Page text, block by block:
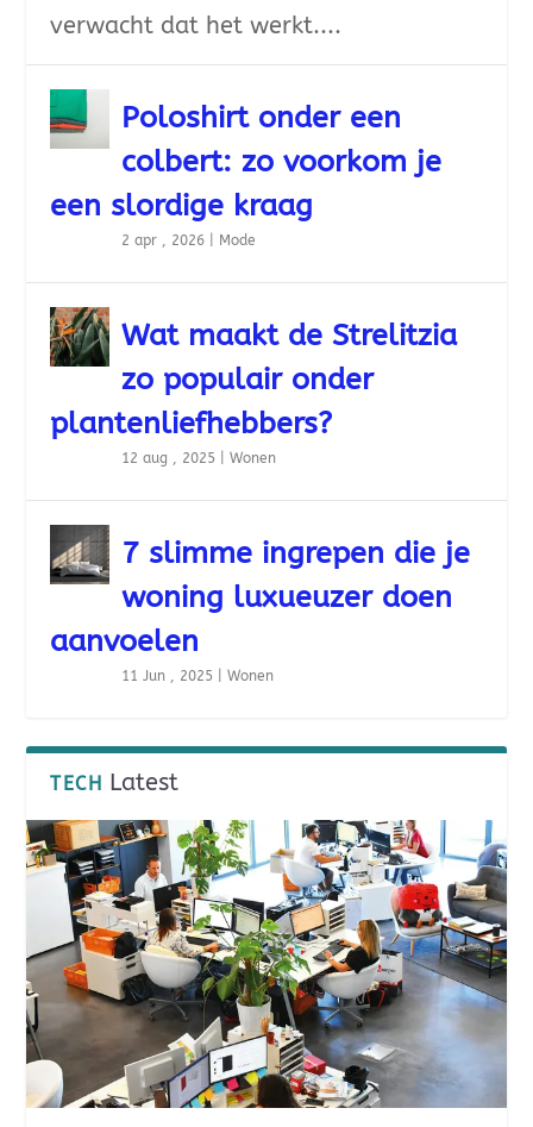
verwacht dat het werkt....
Poloshirt onder een
colbert: zo voorkom je
een slordige kraag
2 apr , 2026 Mode
Wat maakt de Strelitzia
zo populair onder
plantenliefhebbers?
12 aug , 2025 |Wonen
7 slimme ingrepen die je
woning luxueuzer doen
aanvoelen
11 Jun , 2025 |Wonen
TECH Latest